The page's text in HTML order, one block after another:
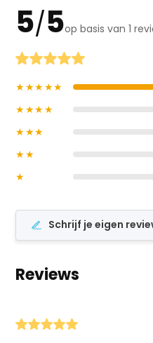
5/5op basis van 1
★★★★★
★★★★
★★★
★★
★
Schrijf je eigen
Reviews